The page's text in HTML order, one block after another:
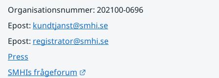
Organisationsnummer: 202100-0696
Epost: kundtjanst@smhi.se
Epost: registrator@smhi.se
Press
SMHIs frågeforum